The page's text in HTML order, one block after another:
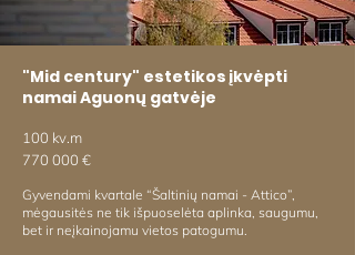
"Mid century" estetikos įkvėpti
namai Aguonų gatvėje
100 kv.m
770 000 €
Gyvendami kvartale “Šaltinių namai - Attico”,
mėgausitės ne tik išpuoselėta aplinka, saugumu,
bet ir neįkainojamu vietos patogumu.